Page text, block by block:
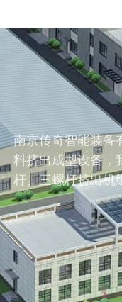
南京传奇智能装备
料挤出成型设备，
杆、三螺杆挤出机